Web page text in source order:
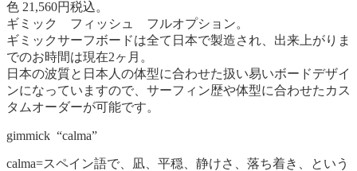
色 21,560円税込。
ギミック フィッシュ フルオプション。
ギミックサーフボードは全て日本で製造され、出来上がりま
でのお時間は現在2ヶ月。
日本の波質と日本人の体型に合わせた扱い易いボードデザイ
ンになっていますので、サーフィン歴や体型に合わせたカス
タムオーダーが可能です。
gimmick “calma”
calma=スペイン語で、凪、平穏、静けさ、落ち着き、という